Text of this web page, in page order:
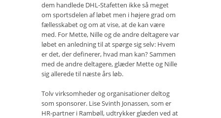
dem handlede DHL-Stafetten ikke så meget
om sportsdelen af løbet men i højere grad om
fællesskabet og om at vise, at de kan være
med. For Mette, Nille og de andre deltagere var
løbet en anledning til at spørge sig selv: Hvem
er det, der definerer, hvad man kan? Sammen
med de andre deltagere, glæder Mette og Nille
sig allerede til næste års løb.
Tolv virksomheder og organisationer deltog
som sponsorer. Lise Svinth Jonassen, som er
HR-partner i Rambøll, udtrykker glæden ved at